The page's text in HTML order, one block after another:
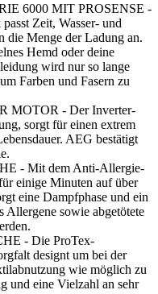
6000 MIT PROSENSE -
Zeit, Wasser- und
die Menge der Ladung an.
Hemd oder deine
wird nur so lange
Farben und Fasern zu
MOTOR - Der Inverter-
sorgt für einen extrem
AEG bestätigt
- Mit dem Anti-Allergie-
einige Minuten auf über
eine Dampfphase und ein
Allergene sowie abgetötete
- Die ProTex-
designt um bei der
wie möglich zu
und eine Vielzahl an sehr